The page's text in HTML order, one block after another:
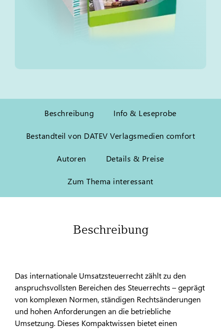
Beschreibung Info & Leseprobe
Bestandteil von DATEV Verlagsmedien comfort
Autoren Details & Preise
Zum Thema interessant
Beschreibung
Das internationale Umsatzsteuerrecht zählt zu den
anspruchsvollsten Bereichen des Steuerrechts – geprägt
von komplexen Normen, ständigen Rechtsänderungen
und hohen Anforderungen an die betriebliche
Umsetzung. Dieses Kompaktwissen bietet einen